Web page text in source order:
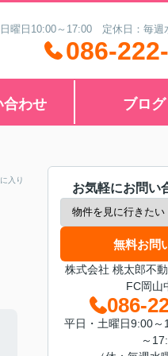
曜日10:00～17:00 定休日：毎週
086-
合わせ ブログ
入り
お気軽にお問い
無料お問
株式会社 桃太郎不
FC岡山
086-
平日・土曜日9:00
～